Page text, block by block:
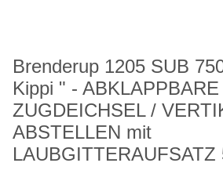
Brenderup 1205 SUB
Kippi " - ABKLAPPBARE
ZUGDEICHSEL /
ABSTELLEN mit
LAUBGITTERAUFSATZ